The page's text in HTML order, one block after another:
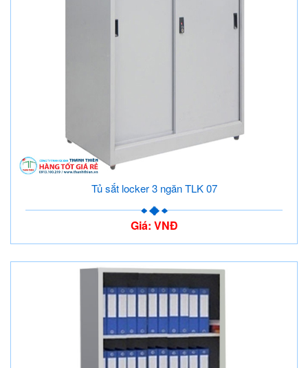
Tủ sắt locker 3 ngăn TLK 07
Giá: VNĐ